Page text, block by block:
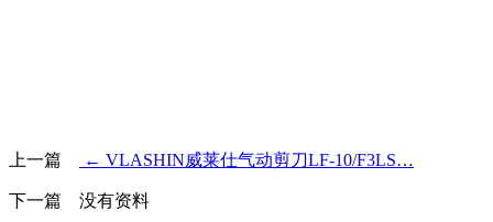
上一篇 ← VLASHIN威莱仕气动剪刀LF-10/F3LS…
下一篇 没有资料